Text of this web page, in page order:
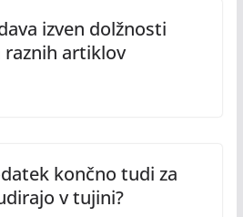
izven dolžnosti
artiklov
končno tudi za
v tujini?